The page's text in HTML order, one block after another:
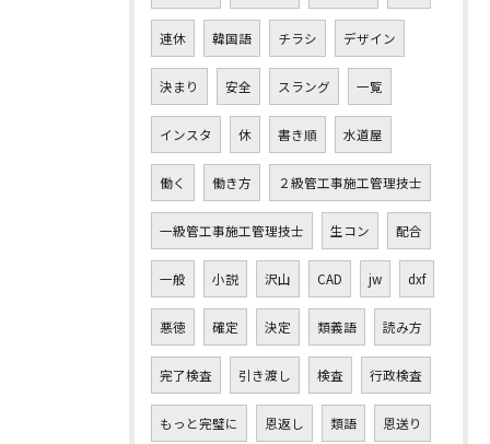
連休 韓国語 チラシ デザイン
決まり 安全 スラング 一覧
インスタ 休 書き順 水道屋
働く 働き方 ２級管工事施工管理技士
一級管工事施工管理技士 生コン 配合
一般 小説 沢山 CAD jw dxf
悪徳 確定 決定 類義語 読み方
完了検査 引き渡し 検査 行政検査
もっと完璧に 恩返し 類語 恩送り